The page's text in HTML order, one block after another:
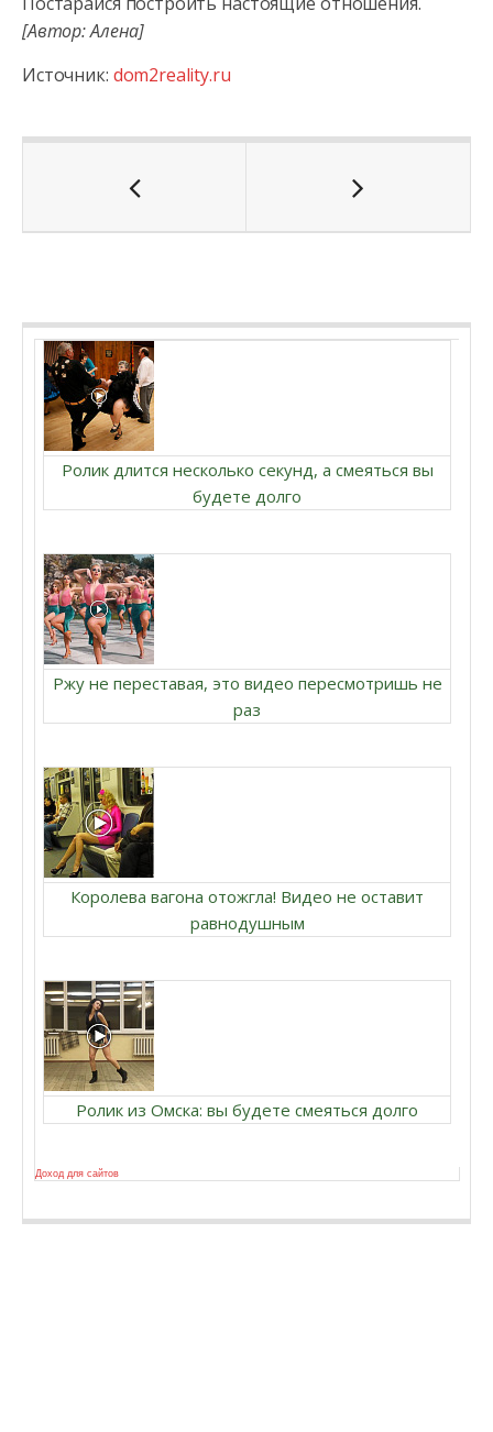
[Автор: Алена]
Источник: dom2reality.ru
Ролик длится несколько секунд, а смеяться вы
будете долго
Ржу не переставая, это видео пересмотришь не
раз
Королева вагона отожгла! Видео не оставит
равнодушным
Ролик из Омска: вы будете смеяться долго
Доход для сайтов